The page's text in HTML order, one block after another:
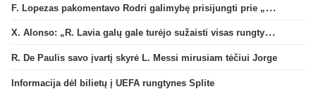
F. Lopezas pakomentavo Rodri galimybę prisijungti prie „Barcelona“ ekipos
X. Alonso: „R. Lavia galų gale turėjo sužaisti visas rungtynes“
R. De Paulis savo įvartį skyrė L. Messi mirusiam tėčiui Jorge
Informacija dėl bilietų į UEFA rungtynes Splite